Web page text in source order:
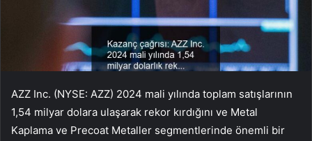
AZZ Inc. (NYSE: AZZ) 2024 mali yılında toplam satışlarının
1,54 milyar dolara ulaşarak rekor kırdığını ve Metal
Kaplama ve Precoat Metaller segmentlerinde önemli bir